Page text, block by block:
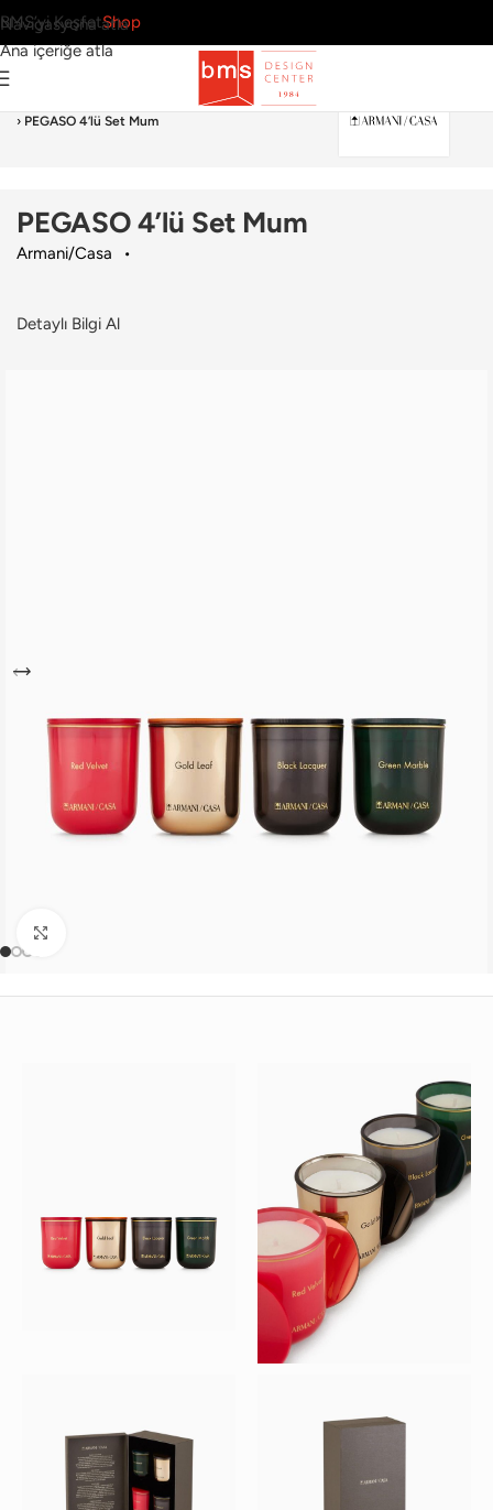
Navigasyona atla
Ana içeriğe atla
BMS’yi KeşfetShop
Mum & Mumluk›
Armani/Casa
› PEGASO 4’lü Set Mum
PEGASO 4’lü Set Mum
Armani/Casa
Detaylı Bilgi Al